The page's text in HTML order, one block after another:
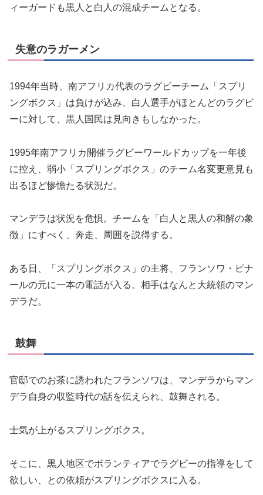
ィーガードも黒人と白人の混成チームとなる。
失意のラガーメン
1994年当時、南アフリカ代表のラグビーチーム「スプリ
ングボクス」は負けが込み、白人選手がほとんどのラグビ
ーに対して、黒人国民は見向きもしなかった。
1995年南アフリカ開催ラグビーワールドカップを一年後
に控え、弱小「スプリングボクス」のチーム名変更意見も
出るほど惨憺たる状況だ。
マンデラは状況を危惧。チームを「白人と黒人の和解の象
徴」にすべく、奔走、周囲を説得する。
ある日、「スプリングボクス」の主将、フランソワ・ピナ
ールの元に一本の電話が入る。相手はなんと大統領のマン
デラだ。
鼓舞
官邸でのお茶に誘われたフランソワは、マンデラからマン
デラ自身の収監時代の話を伝えられ、鼓舞される。
士気が上がるスプリングボクス。
そこに、黒人地区でボランティアでラグビーの指導をして
欲しい、との依頼がスプリングボクスに入る。